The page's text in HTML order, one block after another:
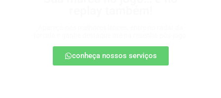
conheça nossos serviços